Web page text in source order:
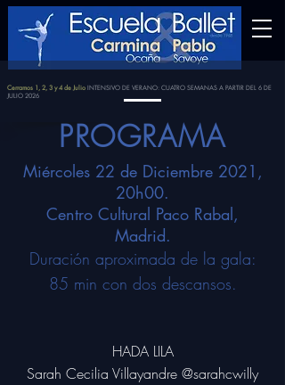
Cerramos 1, 2, 3 y 4 de Julio INTENSIVO DE VERANO: CUATRO SEMANAS A PARTIR DEL 6 DE
JULIO 2026
PROGRAMA
Miércoles 22 de Diciembre 2021,
20h00.
Centro Cultural Paco Rabal,
Madrid.
Duración aproximada de la gala:
85 min con dos descansos.
HADA LILA
Sarah Cecilia Villayandre @sarahcwilly